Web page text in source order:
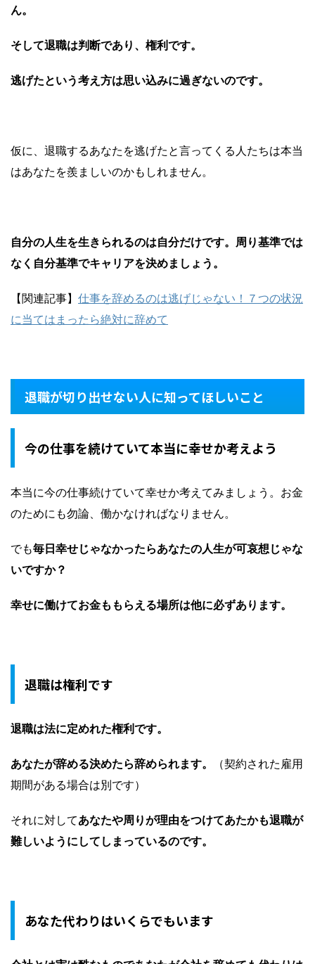
ん。
そして退職は判断であり、権利です。
逃げたという考え方は思い込みに過ぎないのです。
仮に、退職するあなたを逃げたと言ってくる人たちは本当
はあなたを羨ましいのかもしれません。
自分の人生を生きられるのは自分だけです。周り基準では
なく自分基準でキャリアを決めましょう。
【関連記事】 仕事を辞めるのは逃げじゃない！７つの状況
に当てはまったら絶対に辞めて
退職が切り出せない人に知ってほしいこと
今の仕事を続けていて本当に幸せか考えよう
本当に今の仕事続けていて幸せか考えてみましょう。お金
のためにも勿論、働かなければなりません。
でも毎日幸せじゃなかったらあなたの人生が可哀想じゃな
いですか？
幸せに働けてお金ももらえる場所は他に必ずあります。
退職は権利です
退職は法に定めれた権利です。
あなたが辞める決めたら辞められます。
（契約された雇用
期間がある場合は別です）
それに対してあなたや周りが理由をつけてあたかも退職が
難しいようにしてしまっているのです。
あなた代わりはいくらでもいます